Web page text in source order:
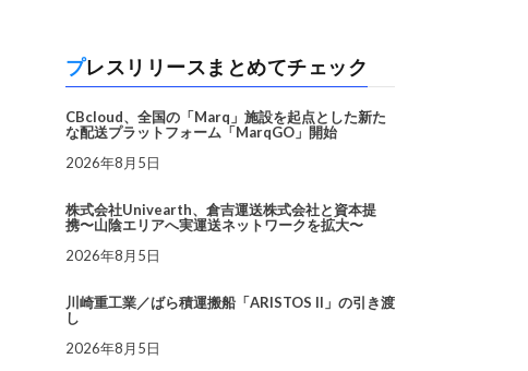
プレスリリースまとめてチェック
CBcloud、全国の「Marq」施設を起点とした新た
な配送プラットフォーム「MarqGO」開始
2026年8月5日
株式会社Univearth、倉吉運送株式会社と資本提
携〜山陰エリアへ実運送ネットワークを拡大〜
2026年8月5日
川崎重工業／ばら積運搬船「ARISTOS II」の引き渡
し
2026年8月5日